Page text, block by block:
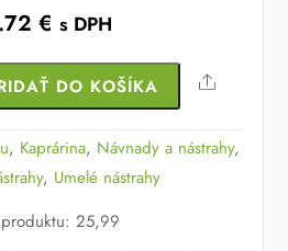
€ s DPH
DO KOŠÍKA Share
, Kaprárina, Návnady a nástrahy,
, Umelé nástrahy
:25,99